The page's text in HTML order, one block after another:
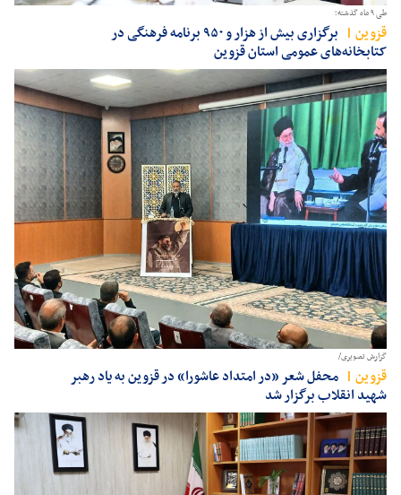
طی ۹ ماه گذشته؛
قزوين
برگزاری بیش از هزار و ۹۵۰ برنامه فرهنگی در
کتابخانه‌های عمومی استان قزوین
گزارش تصویری/
قزوين
محفل شعر «در امتداد عاشورا» در قزوین به یاد رهبر
شهید انقلاب برگزار شد